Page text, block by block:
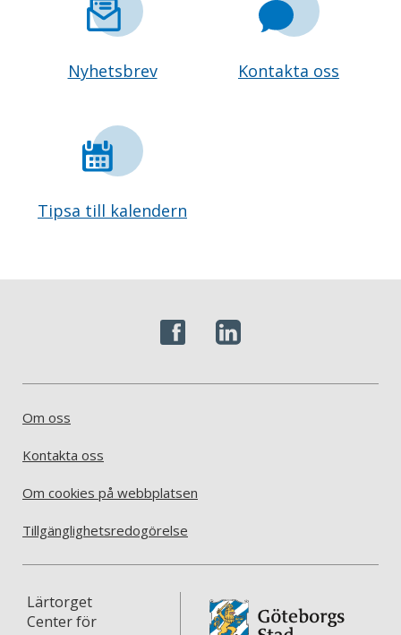
Nyhetsbrev Kontakta oss
Tipsa till kalendern
Om oss
Kontakta oss
Om cookies på webbplatsen
Tillgänglighetsredogörelse
Lärtorget
Center för